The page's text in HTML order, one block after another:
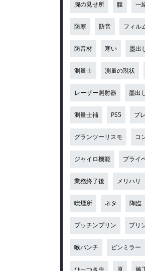
腕の見せ所 腹 一
防寒 防音 フィル
防音材 寒い 墨出
測量士 測量の現状
レーザー照射器 墨出
測量士補 PS5 プ
グランツーリスモ コ
ジャイロ機能 プライ
業務終了後 メリハリ
喫煙所 ネタ 降臨
プッチンプリン プリ
喉パンチ ピンミラー
ひっつき虫 原 施